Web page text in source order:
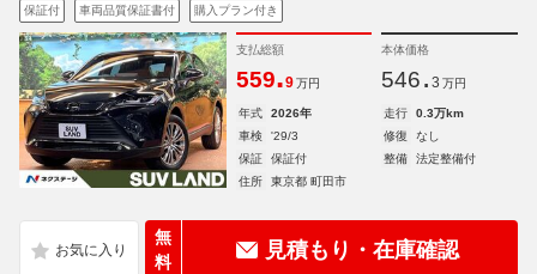
保証付 車両品質保証書付 購入プラン付き
支払総額
559.9 万円
本体価格
546. 3 万円
年式 2026年 走行
0.3万km
車検
'29/3 修復
なし
保証
保証付 整備
法定整備付
住所
東京都 町田市
無
料
見積もり・在庫確認